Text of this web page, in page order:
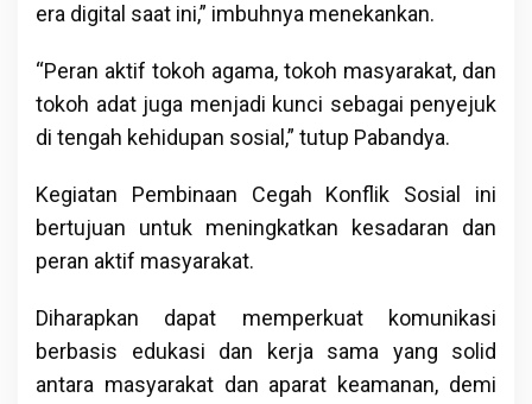
era digital saat ini,” imbuhnya menekankan.
“Peran aktif tokoh agama, tokoh masyarakat, dan
tokoh adat juga menjadi kunci sebagai penyejuk
di tengah kehidupan sosial,” tutup Pabandya.
Kegiatan Pembinaan Cegah Konflik Sosial ini
bertujuan untuk meningkatkan kesadaran dan
peran aktif masyarakat.
Diharapkan dapat memperkuat komunikasi
berbasis edukasi dan kerja sama yang solid
antara masyarakat dan aparat keamanan, demi